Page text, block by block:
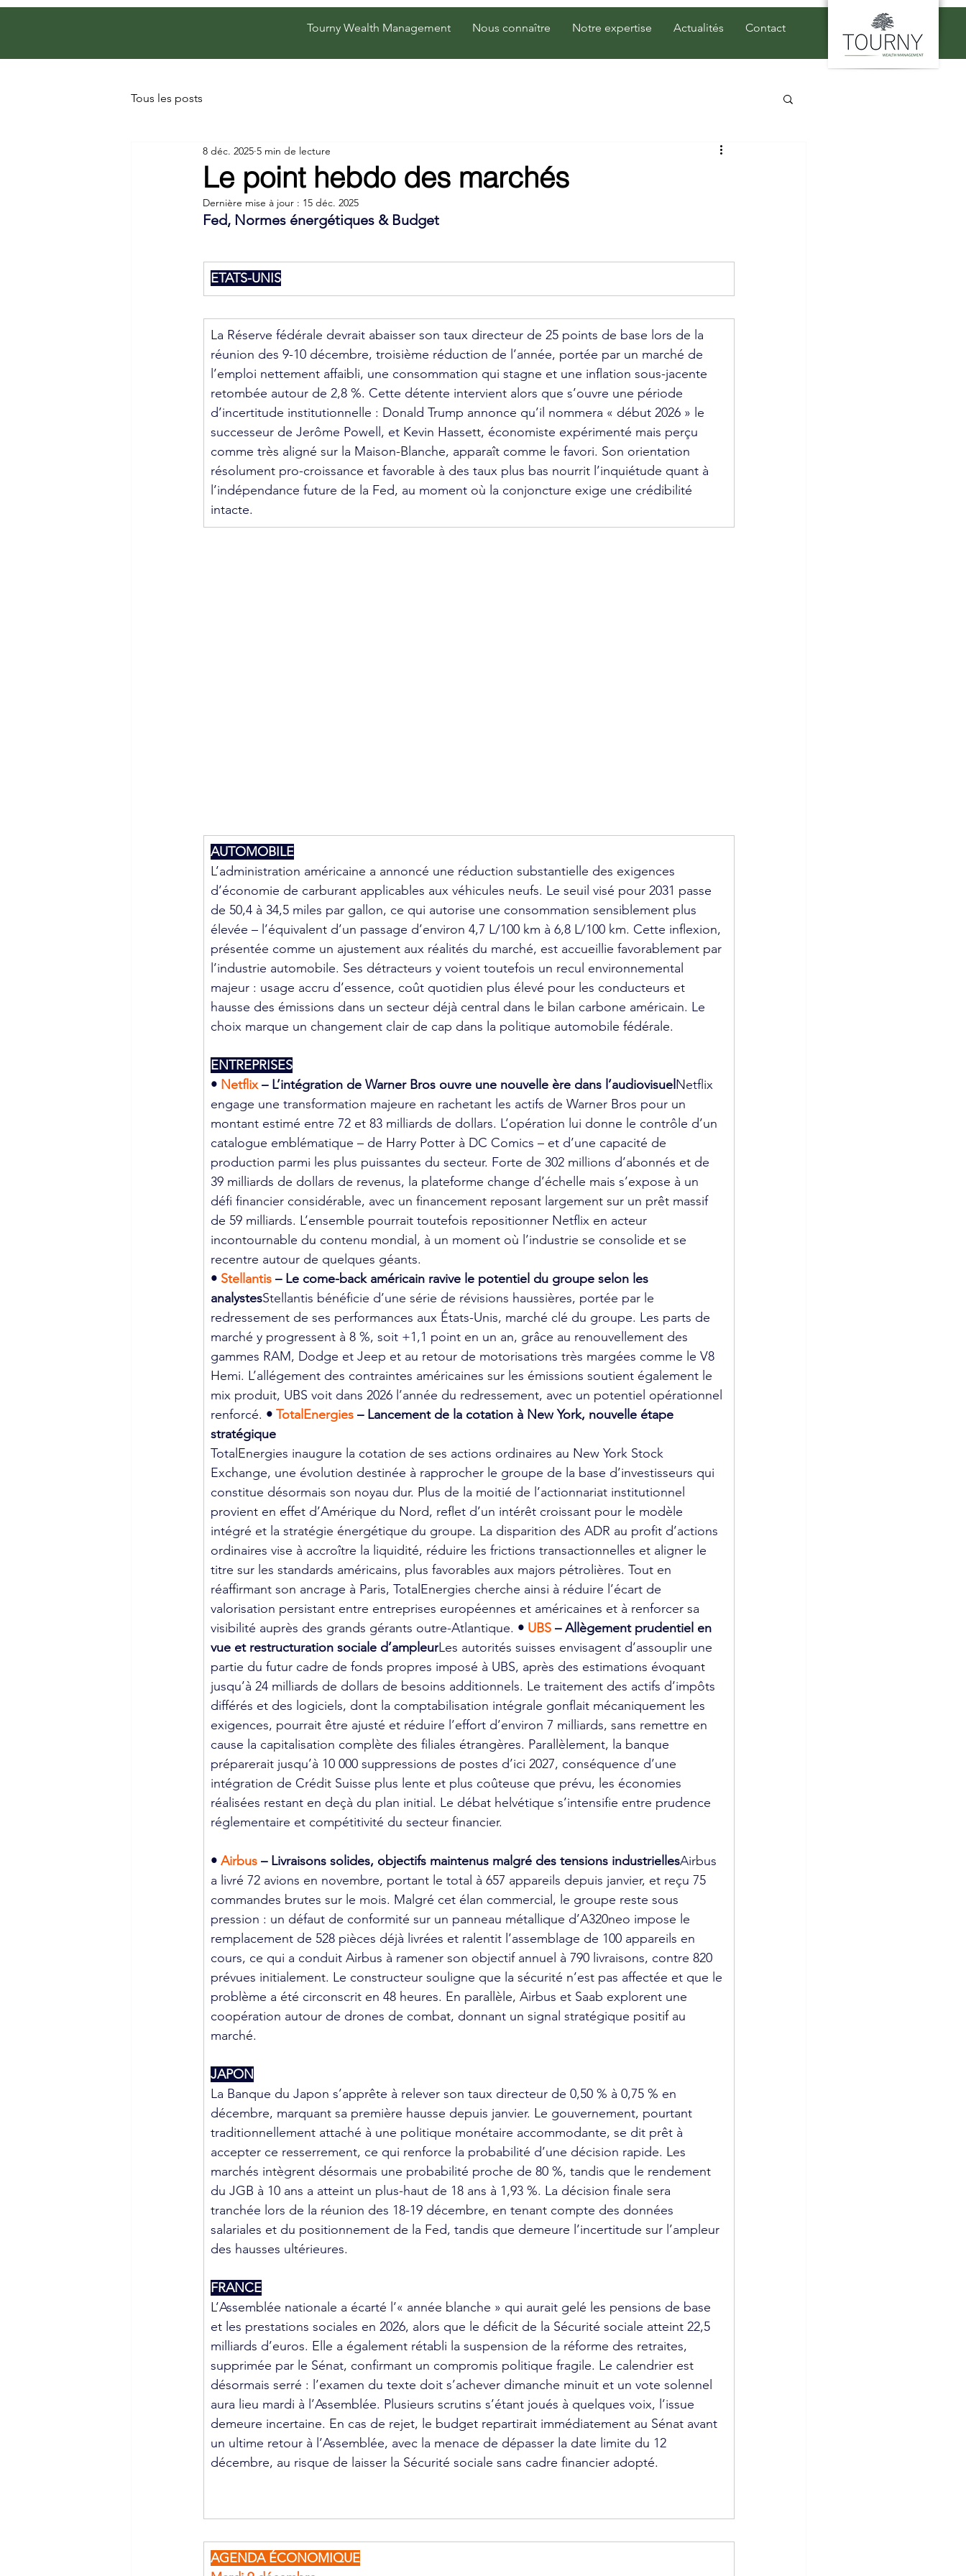
Tourny Wealth Management Nous connaître Notre expertise Actualités Contact
Tous les posts
Le point hebdo des marchés
8 déc. 2025 5 min de lecture
Dernière mise à jour : 15 déc. 2025
Fed, Normes énergétiques & Budget
ETATS-UNIS
La Réserve fédérale devrait abaisser son taux directeur de 25 points de base lors de la
réunion des 9-10 décembre, troisième réduction de l’année, portée par un marché de
l’emploi nettement affaibli, une consommation qui stagne et une inflation sous-jacente
retombée autour de 2,8 %. Cette détente intervient alors que s’ouvre une période
d’incertitude institutionnelle : Donald Trump annonce qu’il nommera « début 2026 » le
successeur de Jerôme Powell, et Kevin Hassett, économiste expérimenté mais perçu
comme très aligné sur la Maison-Blanche, apparaît comme le favori. Son orientation
résolument pro-croissance et favorable à des taux plus bas nourrit l’inquiétude quant à
l’indépendance future de la Fed, au moment où la conjoncture exige une crédibilité
intacte.
AUTOMOBILE
L’administration américaine a annoncé une réduction substantielle des exigences
d’économie de carburant applicables aux véhicules neufs. Le seuil visé pour 2031 passe
de 50,4 à 34,5 miles par gallon, ce qui autorise une consommation sensiblement plus
élevée – l’équivalent d’un passage d’environ 4,7 L/100 km à 6,8 L/100 km. Cette inflexion,
présentée comme un ajustement aux réalités du marché, est accueillie favorablement par
l’industrie automobile. Ses détracteurs y voient toutefois un recul environnemental
majeur : usage accru d’essence, coût quotidien plus élevé pour les conducteurs et
hausse des émissions dans un secteur déjà central dans le bilan carbone américain. Le
choix marque un changement clair de cap dans la politique automobile fédérale.
ENTREPRISES
• Netflix – L’intégration de Warner Bros ouvre une nouvelle ère dans l’audiovisuel Netflix
engage une transformation majeure en rachetant les actifs de Warner Bros pour un
montant estimé entre 72 et 83 milliards de dollars. L’opération lui donne le contrôle d’un
catalogue emblématique – de Harry Potter à DC Comics – et d’une capacité de
production parmi les plus puissantes du secteur. Forte de 302 millions d’abonnés et de
39 milliards de dollars de revenus, la plateforme change d’échelle mais s’expose à un
défi financier considérable, avec un financement reposant largement sur un prêt massif
de 59 milliards. L’ensemble pourrait toutefois repositionner Netflix en acteur
incontournable du contenu mondial, à un moment où l’industrie se consolide et se
recentre autour de quelques géants.
• Stellantis – Le come-back américain ravive le potentiel du groupe selon les
analystesStellantis bénéficie d’une série de révisions haussières, portée par le
redressement de ses performances aux États-Unis, marché clé du groupe. Les parts de
marché y progressent à 8 %, soit +1,1 point en un an, grâce au renouvellement des
gammes RAM, Dodge et Jeep et au retour de motorisations très margées comme le V8
Hemi. L’allégement des contraintes américaines sur les émissions soutient également le
mix produit, UBS voit dans 2026 l’année du redressement, avec un potentiel opérationnel
renforcé. • TotalEnergies – Lancement de la cotation à New York, nouvelle étape
stratégique
TotalEnergies inaugure la cotation de ses actions ordinaires au New York Stock
Exchange, une évolution destinée à rapprocher le groupe de la base d’investisseurs qui
constitue désormais son noyau dur. Plus de la moitié de l’actionnariat institutionnel
provient en effet d’Amérique du Nord, reflet d’un intérêt croissant pour le modèle
intégré et la stratégie énergétique du groupe. La disparition des ADR au profit d’actions
ordinaires vise à accroître la liquidité, réduire les frictions transactionnelles et aligner le
titre sur les standards américains, plus favorables aux majors pétrolières. Tout en
réaffirmant son ancrage à Paris, TotalEnergies cherche ainsi à réduire l’écart de
valorisation persistant entre entreprises européennes et américaines et à renforcer sa
visibilité auprès des grands gérants outre-Atlantique. • UBS – Allègement prudentiel en
vue et restructuration sociale d’ampleurLes autorités suisses envisagent d’assouplir une
partie du futur cadre de fonds propres imposé à UBS, après des estimations évoquant
jusqu’à 24 milliards de dollars de besoins additionnels. Le traitement des actifs d’impôts
différés et des logiciels, dont la comptabilisation intégrale gonflait mécaniquement les
exigences, pourrait être ajusté et réduire l’effort d’environ 7 milliards, sans remettre en
cause la capitalisation complète des filiales étrangères. Parallèlement, la banque
préparerait jusqu’à 10 000 suppressions de postes d’ici 2027, conséquence d’une
intégration de Crédit Suisse plus lente et plus coûteuse que prévu, les économies
réalisées restant en deçà du plan initial. Le débat helvétique s’intensifie entre prudence
réglementaire et compétitivité du secteur financier.
• Airbus – Livraisons solides, objectifs maintenus malgré des tensions industriellesAirbus
a livré 72 avions en novembre, portant le total à 657 appareils depuis janvier, et reçu 75
commandes brutes sur le mois. Malgré cet élan commercial, le groupe reste sous
pression : un défaut de conformité sur un panneau métallique d’A320neo impose le
remplacement de 528 pièces déjà livrées et ralentit l’assemblage de 100 appareils en
cours, ce qui a conduit Airbus à ramener son objectif annuel à 790 livraisons, contre 820
prévues initialement. Le constructeur souligne que la sécurité n’est pas affectée et que le
problème a été circonscrit en 48 heures. En parallèle, Airbus et Saab explorent une
coopération autour de drones de combat, donnant un signal stratégique positif au
marché.
JAPON
La Banque du Japon s’apprête à relever son taux directeur de 0,50 % à 0,75 % en
décembre, marquant sa première hausse depuis janvier. Le gouvernement, pourtant
traditionnellement attaché à une politique monétaire accommodante, se dit prêt à
accepter ce resserrement, ce qui renforce la probabilité d’une décision rapide. Les
marchés intègrent désormais une probabilité proche de 80 %, tandis que le rendement
du JGB à 10 ans a atteint un plus-haut de 18 ans à 1,93 %. La décision finale sera
tranchée lors de la réunion des 18-19 décembre, en tenant compte des données
salariales et du positionnement de la Fed, tandis que demeure l’incertitude sur l’ampleur
des hausses ultérieures.
FRANCE
L’Assemblée nationale a écarté l’« année blanche » qui aurait gelé les pensions de base
et les prestations sociales en 2026, alors que le déficit de la Sécurité sociale atteint 22,5
milliards d’euros. Elle a également rétabli la suspension de la réforme des retraites,
supprimée par le Sénat, confirmant un compromis politique fragile. Le calendrier est
désormais serré : l’examen du texte doit s’achever dimanche minuit et un vote solennel
aura lieu mardi à l’Assemblée. Plusieurs scrutins s’étant joués à quelques voix, l’issue
demeure incertaine. En cas de rejet, le budget repartirait immédiatement au Sénat avant
un ultime retour à l’Assemblée, avec la menace de dépasser la date limite du 12
décembre, au risque de laisser la Sécurité sociale sans cadre financier adopté.
AGENDA ÉCONOMIQUE